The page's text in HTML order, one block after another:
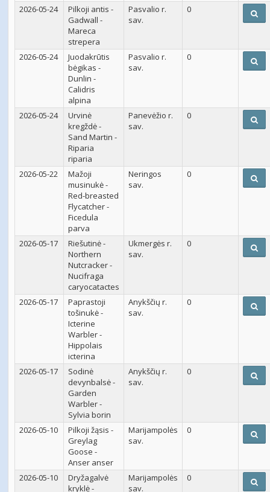
2026-05-24
Pilkoji antis -
Gadwall -
Mareca
strepera
Pasvalio r.
sav.
0
2026-05-24
Juodakrūtis
bėgikas -
Dunlin -
Calidris
alpina
Pasvalio r.
sav.
0
2026-05-24
Urvinė
kregždė -
Sand Martin -
Riparia
riparia
Panevėžio r.
sav.
0
2026-05-22
Mažoji
musinukė -
Red-breasted
Flycatcher -
Ficedula
parva
Neringos
sav.
0
2026-05-17
Riešutinė -
Northern
Nutcracker -
Nucifraga
caryocatactes
Ukmergės r.
sav.
0
2026-05-17
Paprastoji
tošinukė -
Icterine
Warbler -
Hippolais
icterina
Anykščių r.
sav.
0
2026-05-17
Sodinė
devynbalsė -
Garden
Warbler -
Sylvia borin
Anykščių r.
sav.
0
2026-05-10
Pilkoji žąsis -
Greylag
Goose -
Anser anser
Marijampolės
sav.
0
2026-05-10
Dryžagalvė
kryklė -
Marijampolės
sav.
0